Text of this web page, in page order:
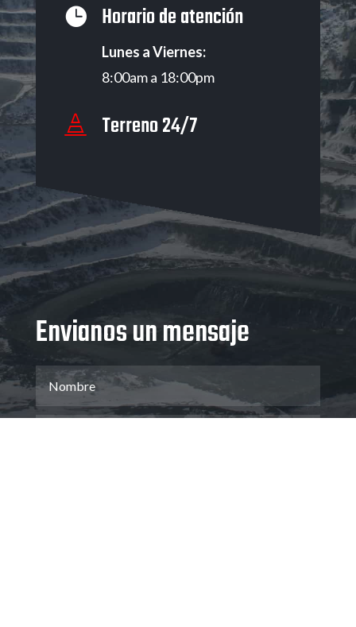
 Horario de atención
Lunes a Viernes:
8:00am a 18:00pm
 Terreno 24/7
Envianos un mensaje